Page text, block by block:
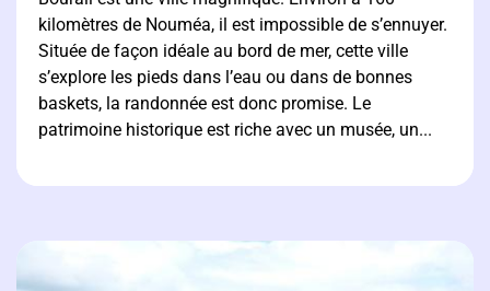
kilomètres de Nouméa, il est impossible de s’ennuyer.
Située de façon idéale au bord de mer, cette ville
s’explore les pieds dans l’eau ou dans de bonnes
baskets, la randonnée est donc promise. Le
patrimoine historique est riche avec un musée, un...